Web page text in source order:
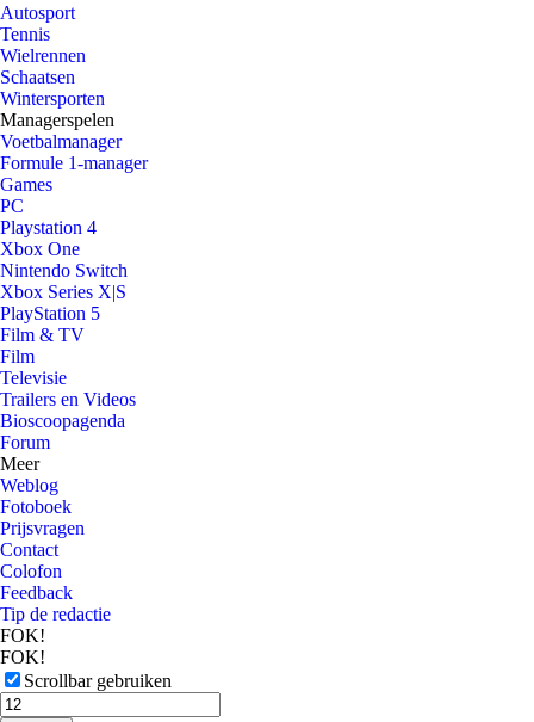
Autosport
Tennis
Wielrennen
Schaatsen
Wintersporten
Managerspelen
Voetbalmanager
Formule 1-manager
Games
PC
Playstation 4
Xbox One
Nintendo Switch
Xbox Series X|S
PlayStation 5
Film & TV
Film
Televisie
Trailers en Videos
Bioscoopagenda
Forum
Meer
Weblog
Fotoboek
Prijsvragen
Contact
Colofon
Feedback
Tip de redactie
FOK!
FOK!
Scrollbar gebruiken